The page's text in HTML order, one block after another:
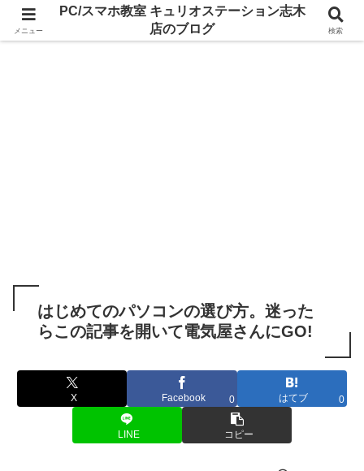
はじめてのパソコンの選び方。迷った
らこの記事を開いて電気屋さんにGO!
X Facebook 0 はてブ 0
LINE コピー
メニュー
PC/スマホ教室 キュリオステーション志木
店のブログ
検索